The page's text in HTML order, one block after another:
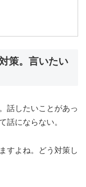
策。言いたい
話したいことがあっ
話にならない。
すよね。どう対策し